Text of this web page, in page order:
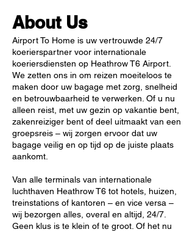
About Us
Airport To Home is uw vertrouwde 24/7
koerierspartner voor internationale
koeriersdiensten op Heathrow T6 Airport.
We zetten ons in om reizen moeiteloos te
maken door uw bagage met zorg, snelheid
en betrouwbaarheid te verwerken. Of u nu
alleen reist, met uw gezin op vakantie bent,
zakenreiziger bent of deel uitmaakt van een
groepsreis – wij zorgen ervoor dat uw
bagage veilig en op tijd op de juiste plaats
aankomt.
Van alle terminals van internationale
luchthaven Heathrow T6 tot hotels, huizen,
treinstations of kantoren – en vice versa –
wij bezorgen alles, overal en altijd, 24/7.
Geen klus is te klein of te groot. Of het nu